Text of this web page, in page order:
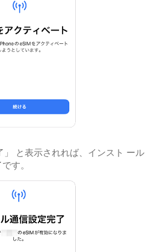
」 と表示されれば、インスト ール
す。